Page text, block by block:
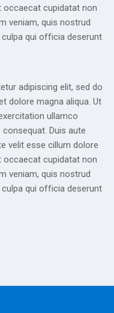
occaecat cupidatat non
veniam, quis nostrud
qui officia deserunt
adipiscing elit, sed do
dolore magna aliqua. Ut
ullamco
Duis aute
velit esse cillum dolore
occaecat cupidatat non
veniam, quis nostrud
qui officia deserunt